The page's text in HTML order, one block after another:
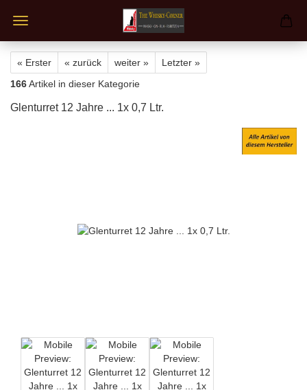
« Erster « zurück weiter »
Letzter »
166Artikel in dieser Kategorie
Glenturret 12 Jahre ... 1x 0,7 Ltr.